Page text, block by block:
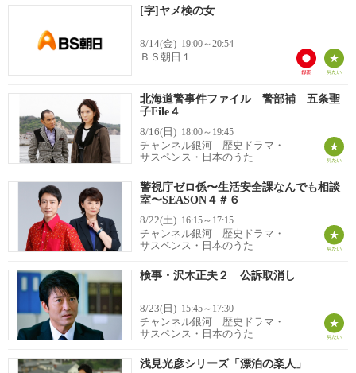
[字]ヤメ検の女
8/14(金) 19:00～20:54
ＢＳ朝日１
北海道警事件ファイル 警部補 五条聖
子File４
8/16(日) 18:00～19:45
チャンネル銀河 歴史ドラマ・
サスペンス・日本のうた
警視庁ゼロ係〜生活安全課なんでも相談
室〜SEASON４＃６
8/22(土) 16:15～17:15
チャンネル銀河 歴史ドラマ・
サスペンス・日本のうた
検事・沢木正夫２ 公訴取消し
8/23(日) 15:45～17:30
チャンネル銀河 歴史ドラマ・
サスペンス・日本のうた
浅見光彦シリーズ「漂泊の楽人」